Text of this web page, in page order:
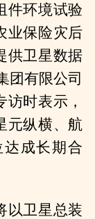
件环境试验
业保险灾后
供卫星数据
团有限公司
时表示，
元纵横、航
成长期合
以卫星总装